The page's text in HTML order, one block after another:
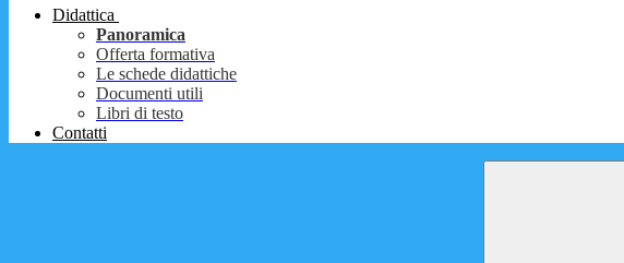
Didattica
Panoramica
Offerta formativa
Le schede didattiche
Documenti utili
Libri di testo
Contatti